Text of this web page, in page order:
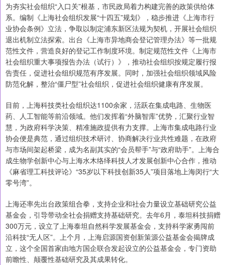
为夯实社会组织“入口关”根基，市民政局着力构建完善的政策供给体
系。编制《上海社会组织发展“十四五”规划》，稳步推进《上海市行
业协会条例》立法，争取以制定浦东新区法规为契机，开展社会组织
退出机制立法探索。出台《上海市异地商会登记管理办法》等一批规
范性文件，营造良好的登记工作制度环境。制定规范性文件《上海市
社会组织重大事项报告办法（试行）》，推动社会组织按规定履行报
告责任，促进社会组织规范有序发展。同时，加强社会组织领域风险
防范化解，整治“僵尸型”社会组织，促进社会组织健康有序发展。
目前，上海科技类社会组织达1100余家，活跃在集成电路、生物医
药、人工智能等前沿领域。他们发挥着“外脑智库”优势，汇聚行业智
慧，为政府科学决策、精准施政提供有力支撑。上海市集成电路行业
协会便是典范，通过组织技术研讨、协商解决行业共性难题，在政府
与市场间架起桥梁，成为名副其实的“会员帮手”与“政府助手”。上海合
成生物学创新中心与上海水木络绎科技人才发展创新中心合作，推动
《麻省理工科技评论》“35岁以下科技创新35人”项目落地上海闵行“大
零号湾”。
上海还率先出台政策组合拳，支持企业和社会力量设立基础研究公益
基金会，引导带动全社会捐赠支持基础研究。去年6月，泰坦科技捐赠
300万元，设立了上海泰坦自然科学发展基金会，支持科学家勇闯前
沿科技“无人区”。上个月，上海启源国资创新策源公益基金会揭牌成
立，这个全国首家由地方国企联合发起设立的公益基金会，专门资助
前瞻性、颠覆性基础研究及其成果转化。